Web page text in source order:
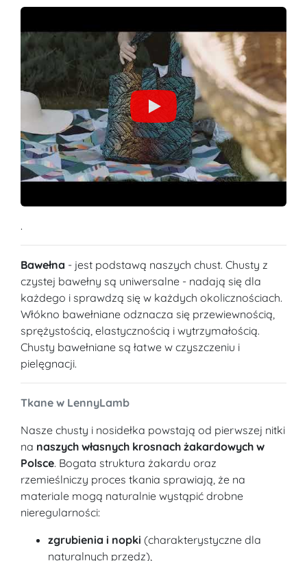
.
Bawełna - jest podstawą naszych chust. Chusty z
czystej bawełny są uniwersalne - nadają się dla
każdego i sprawdzą się w każdych okolicznościach.
Włókno bawełniane odznacza się przewiewnością,
sprężystością, elastycznością i wytrzymałością.
Chusty bawełniane są łatwe w czyszczeniu i
pielęgnacji.
Tkane w LennyLamb
Nasze chusty i nosidełka powstają od pierwszej nitki
na naszych własnych krosnach żakardowych w
Polsce. Bogata struktura żakardu oraz
rzemieślniczy proces tkania sprawiają, że na
materiale mogą naturalnie wystąpić drobne
nieregularności:
zgrubienia i nopki (charakterystyczne dla
naturalnych przędz),